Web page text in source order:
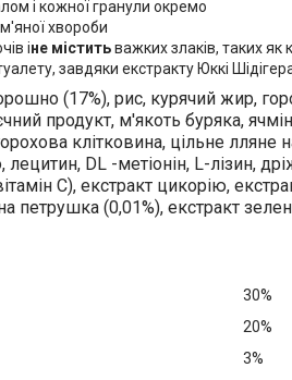
і кожної гранули окремо
хвороби
іне міститьважких злаків, таких
завдяки екстракту Юккі
(17%), рис, курячий жир,
продукт, м'якоть буряка,
клітковина, цільне лляне
DL -метіонін, L-лізин,
С), екстракт цикорію,
петрушка (0,01%), екстракт
30%
20%
3%